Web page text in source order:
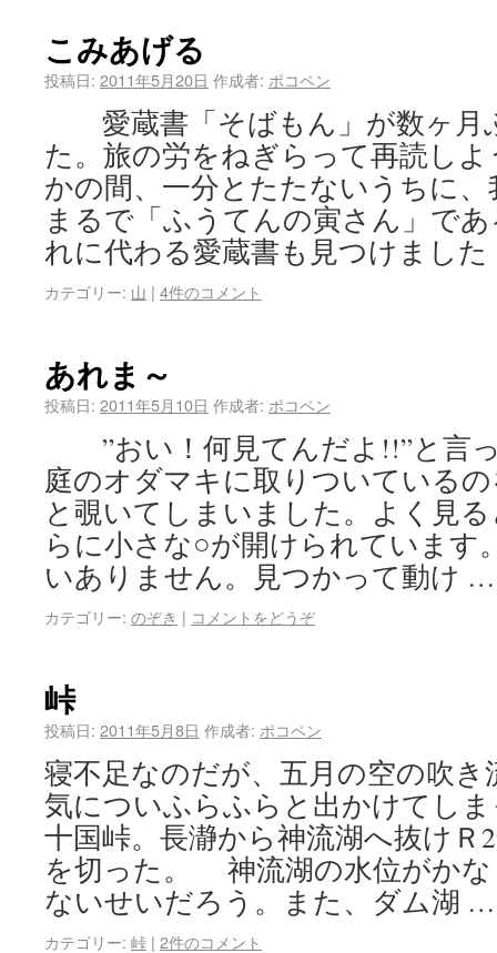
こみあげる
投稿日: 2011年5月20日 作成者: ポコペン
愛蔵書「そばもん」が数ヶ月
た。旅の労をねぎらって再読し
かの間、一分とたたないうちに
まるで「ふうてんの寅さん」
れに代わる愛蔵書も見つけまし
カテゴリー: 山 | 4件のコメント
あれま～
投稿日: 2011年5月10日 作成者: ポコペン
”おい！何見てんだよ!!”と言
庭のオダマキに取りついている
と覗いてしまいました。よく見
らに小さな○が開けられています
いありません。見つかって動け
カテゴリー: のぞき | コメントをどうぞ
峠
投稿日: 2011年5月8日 作成者: ポコペン
寝不足なのだが、五月の空の吹
気についふらふらと出かけてし
十国峠。長瀞から神流湖へ抜けＲ
を切った。 神流湖の水位がかな
ないせいだろう。また、ダム湖
カテゴリー: 峠 | 2件のコメント